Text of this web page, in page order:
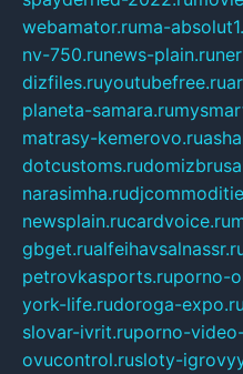
webamator.ruma-
nv-750.runews-plain.ru
dizfiles.ruyoutubefree.ru
planeta-samara.ru
matrasy-kemerovo.ru
dotcustoms.ru
narasimha.ru
newsplain.rucardvoice.ru
gbget.ru
petrovkasports.ruporno-
york-life.rudoroga-expo.ru
slovar-ivrit.ruporno-
ovucontrol.rusloty-